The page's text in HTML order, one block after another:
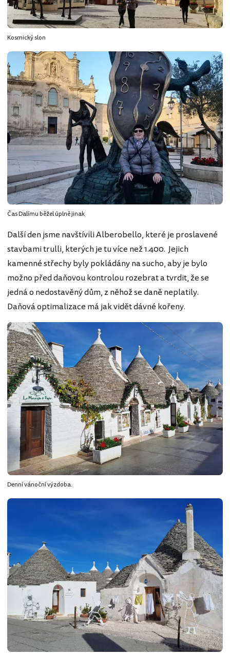
Kosmický slon
Čas Dalímu běžel úplně jinak
Další den jsme navštívili Alberobello, které je proslavené
stavbami trulli, kterých je tu více než 1.400. Jejich
kamenné střechy byly pokládány na sucho, aby je bylo
možno před daňovou kontrolou rozebrat a tvrdit, že se
jedná o nedostavěný dům, z něhož se daně neplatily.
Daňová optimalizace má jak vidět dávné kořeny.
Denní vánoční výzdoba.